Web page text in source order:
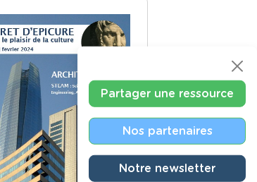
Partager une ressource
Nos partenaires
Notre newsletter